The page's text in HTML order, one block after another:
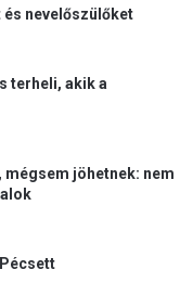
nevelőszülőket
terheli, akik a
mégsem jöhetnek: nem